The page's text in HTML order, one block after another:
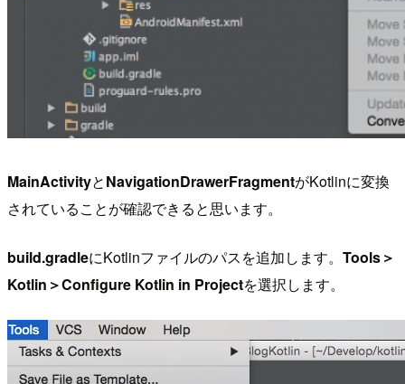
MainActivityとNavigationDrawerFragmentがKotlinに変換
されていることが確認できると思います。
build.gradleにKotlinファイルのパスを追加します。 Tools＞
Kotlin＞Configure Kotlin in Projectを選択します。